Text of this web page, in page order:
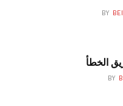
BY
الخطأ
BY